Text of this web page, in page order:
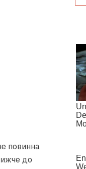
повинна
до